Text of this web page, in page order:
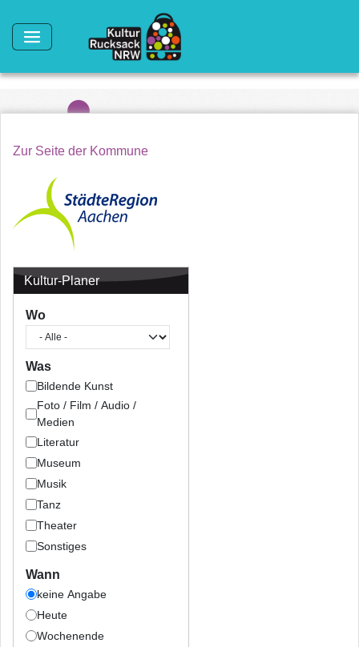
Zur Seite der Kommune
Kultur-Planer
Wo
Was
Bildende Kunst
Foto / Film / Audio /
Medien
Literatur
Museum
Musik
Tanz
Theater
Sonstiges
Wann
keine Angabe
Heute
Wochenende